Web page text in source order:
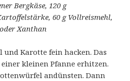
Bergkäse, 120 g
60 g Vollreismehl,
Xanthan
und Karotte fein hacken. Das
kleinen Pfanne erhitzen.
andünsten. Dann